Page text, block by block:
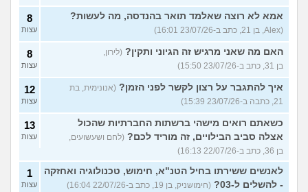
אמא לא רוצה שאלמד תואר בהנדסה, מה לעשות?
(Alex, בן 21, כתב ב-23/07/26 16:01)
8
עצות
האם מה שאני מרגיש זה הגיוני ותקין? (לירון,
בן 31, כתב ב-23/07/26 15:50)
8
עצות
איך להתגבר על רצון לקשר לפני הזמן? (אנונימית, בת
21, כתבה ב-23/07/26 15:39)
12
עצות
כשאתם רואים מישהי ברשתות החברתיות שהכול
אצלה סביב הבילויים, זה מוריד לכם? (לחם ושעשועים,
בן 36, כתב ב-22/07/26 16:13)
13
עצות
לאנשים ששירתו בחיל הטנ"א, חימוש, טכנולוגיה ואחזקה
- להשלים ל-03?
(חימושניק, בן 19, כתב ב-22/07/26 16:04)
1
עצות